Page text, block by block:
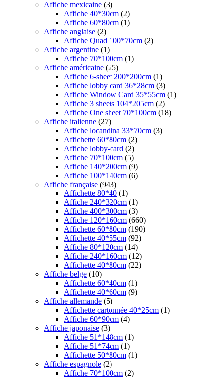
Affiche mexicaine (3)
Affiche 40*30cm (2)
Affiche 60*80cm (1)
Affiche anglaise (2)
Affiche Quad 100*70cm (2)
Affiche argentine (1)
Affiche 70*100cm (1)
Affiche américaine (25)
Affiche 6-sheet 200*200cm (1)
Affiche lobby card 36*28cm (3)
Affiche Window Card 35*55cm (1)
Affiche 3 sheets 104*205cm (2)
Affiche One sheet 70*100cm (18)
Affiche italienne (27)
Affiche locandina 33*70cm (3)
Affichette 60*80cm (2)
Affiche lobby-card (2)
Affiche 70*100cm (5)
Affiche 140*200cm (9)
Affiche 100*140cm (6)
Affiche française (943)
Affichette 80*40 (1)
Affiche 240*320cm (1)
Affiche 400*300cm (3)
Affiche 120*160cm (660)
Affichette 60*80cm (190)
Affichette 40*55cm (92)
Affiche 80*120cm (14)
Affiche 240*160cm (12)
Affichette 40*80cm (22)
Affiche belge (10)
Affichette 60*40cm (1)
Affichette 40*60cm (9)
Affiche allemande (5)
Affichette cartonnée 40*25cm (1)
Affiche 60*90cm (4)
Affiche japonaise (3)
Affiche 51*148cm (1)
Affiche 51*74cm (1)
Affichette 50*80cm (1)
Affiche espagnole (2)
Affiche 70*100cm (2)